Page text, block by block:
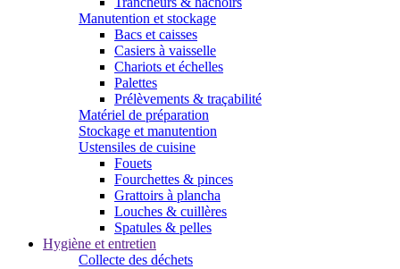
Manutention et stockage
Bacs et caisses
Casiers à vaisselle
Chariots et échelles
Palettes
Prélèvements & traçabilité
Matériel de préparation
Stockage et manutention
Ustensiles de cuisine
Fouets
Fourchettes & pinces
Grattoirs à plancha
Louches & cuillères
Spatules & pelles
Hygiène et entretien
Collecte des déchets